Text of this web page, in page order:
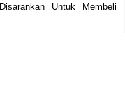
Untuk Membeli